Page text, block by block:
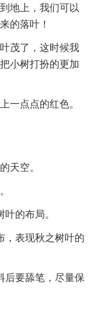
地上，我们可以
的落叶！
茂了，这时候我
小树打扮的更加
一点点的红色。
天空。
的布局。
，表现秋之树叶的
后要舔笔，尽量保